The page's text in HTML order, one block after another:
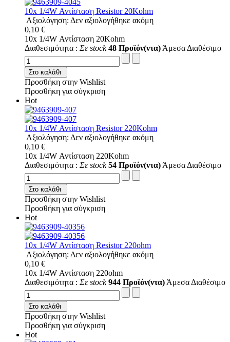
10x 1/4W Αντίσταση Resistor 20Kohm
Αξιολόγηση: Δεν αξιολογήθηκε ακόμη
0,10 €
10x 1/4W Αντίσταση 20Kohm
Διαθεσιμότητα : Σε stock 48 Προϊόν(ντα) Άμεσα Διαθέσιμο
Στο καλάθι
Προσθήκη στην Wishlist
Προσθήκη για σύγκριση
Hot
10x 1/4W Αντίσταση Resistor 220Kohm
Αξιολόγηση: Δεν αξιολογήθηκε ακόμη
0,10 €
10x 1/4W Αντίσταση 220Kohm
Διαθεσιμότητα : Σε stock 54 Προϊόν(ντα) Άμεσα Διαθέσιμο
Στο καλάθι
Προσθήκη στην Wishlist
Προσθήκη για σύγκριση
Hot
10x 1/4W Αντίσταση Resistor 220ohm
Αξιολόγηση: Δεν αξιολογήθηκε ακόμη
0,10 €
10x 1/4W Αντίσταση 220ohm
Διαθεσιμότητα : Σε stock 944 Προϊόν(ντα) Άμεσα Διαθέσιμο
Στο καλάθι
Προσθήκη στην Wishlist
Προσθήκη για σύγκριση
Hot